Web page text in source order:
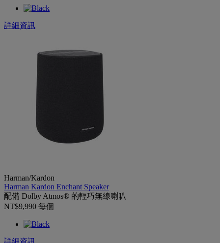
詳細資訊
Harman/Kardon
Harman Kardon Enchant Speaker
配備 Dolby Atmos® 的輕巧無線喇叭
NT$9,990 每個
詳細資訊